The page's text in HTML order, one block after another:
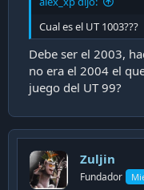
Cual es el UT 1003???
Debe ser el 2003,
no era el 2004 el
juego del UT 99?
Zuljin
Fundador